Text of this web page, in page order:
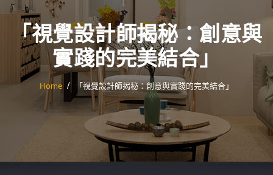
「視覺設計師揭秘：創意與
實踐的完美結合」
Home 「視覺設計師揭秘：創意與實踐的完美結合」